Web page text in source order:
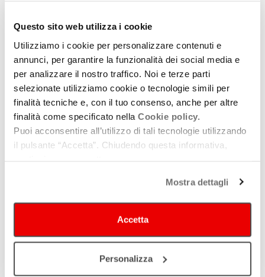
Questo sito web utilizza i cookie
Utilizziamo i cookie per personalizzare contenuti e
annunci, per garantire la funzionalità dei social media e
per analizzare il nostro traffico. Noi e terze parti
selezionate utilizziamo cookie o tecnologie simili per
finalità tecniche e, con il tuo consenso, anche per altre
finalità come specificato nella Cookie policy.
Puoi acconsentire all’utilizzo di tali tecnologie utilizzando
il pulsante “Accetta”. Chiudendo questa informativa,
Mostra dettagli
Accetta
Personalizza
contemporanea”;
Fondazione Campori (MO) –
del sacro”;
Fondazione FO.CU.S. (RN) –“L’arca di Santarcangelo”;
Associazione Sammauroindustria (FC) –“Il giardino della
poesia e Premio Pascoli di poesia”;
destinati al sostegno dei progetti per mostre e rassegne di
promozione culturale.
Per quanto riguarda la concessione ed erogazione dei contributi,
questa verrà disposta dal Dirigente regionale competente con
propri atti formali, provvedendo contestualmente all’impegno di
spesa nel rispetto dei vincoli di bilancio. Il contributo sarà